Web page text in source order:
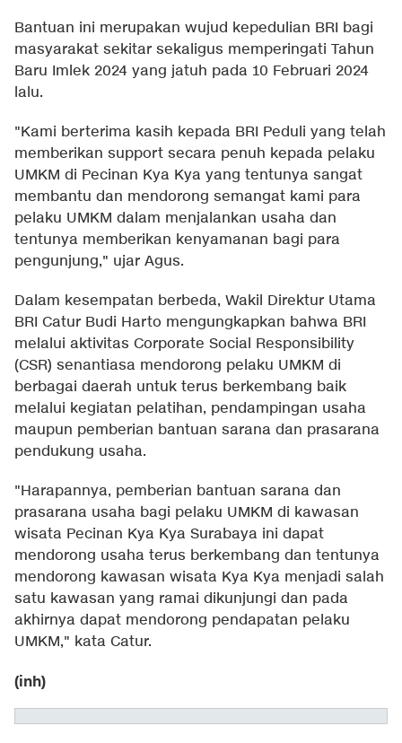
Bantuan ini merupakan wujud kepedulian BRI bagi
masyarakat sekitar sekaligus memperingati Tahun
Baru Imlek 2024 yang jatuh pada 10 Februari 2024
lalu.
"Kami berterima kasih kepada BRI Peduli yang telah
memberikan support secara penuh kepada pelaku
UMKM di Pecinan Kya Kya yang tentunya sangat
membantu dan mendorong semangat kami para
pelaku UMKM dalam menjalankan usaha dan
tentunya memberikan kenyamanan bagi para
pengunjung," ujar Agus.
Dalam kesempatan berbeda, Wakil Direktur Utama
BRI Catur Budi Harto mengungkapkan bahwa BRI
melalui aktivitas Corporate Social Responsibility
(CSR) senantiasa mendorong pelaku UMKM di
berbagai daerah untuk terus berkembang baik
melalui kegiatan pelatihan, pendampingan usaha
maupun pemberian bantuan sarana dan prasarana
pendukung usaha.
"Harapannya, pemberian bantuan sarana dan
prasarana usaha bagi pelaku UMKM di kawasan
wisata Pecinan Kya Kya Surabaya ini dapat
mendorong usaha terus berkembang dan tentunya
mendorong kawasan wisata Kya Kya menjadi salah
satu kawasan yang ramai dikunjungi dan pada
akhirnya dapat mendorong pendapatan pelaku
UMKM," kata Catur.
(inh)